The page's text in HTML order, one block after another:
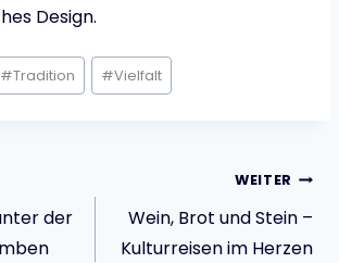
Design.
#Tradition #Vielfalt
der
WEITER
Wein, Brot und Stein –
Kulturreisen im Herzen